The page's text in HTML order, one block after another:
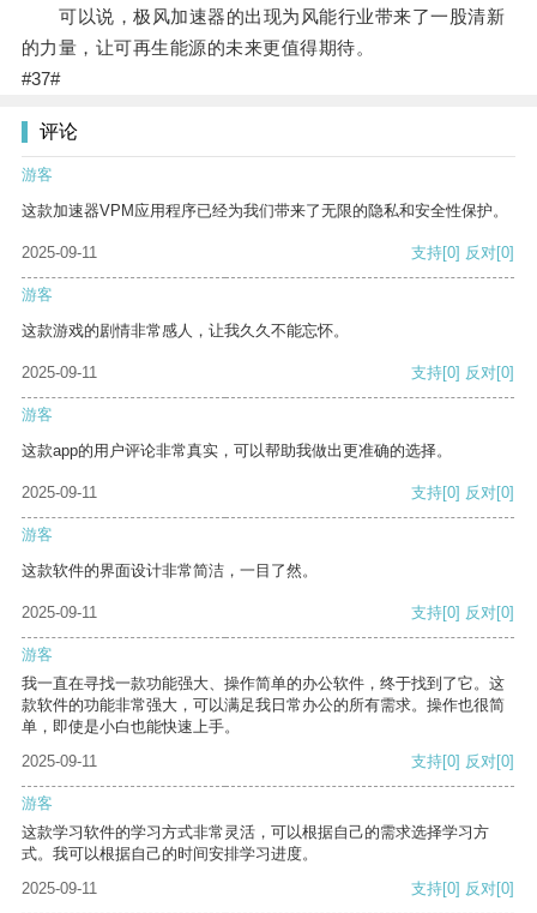
可以说，极风加速器的出现为风能行业带来了一股清新
的力量，让可再生能源的未来更值得期待。
#37#
评论
游客
这款加速器VPM应用程序已经为我们带来了无限的隐私和安全性保护。
2025-09-11 支持[0] 反对[0]
游客
这款游戏的剧情非常感人，让我久久不能忘怀。
2025-09-11 支持[0] 反对[0]
游客
这款app的用户评论非常真实，可以帮助我做出更准确的选择。
2025-09-11 支持[0] 反对[0]
游客
这款软件的界面设计非常简洁，一目了然。
2025-09-11 支持[0] 反对[0]
游客
我一直在寻找一款功能强大、操作简单的办公软件，终于找到了它。这
款软件的功能非常强大，可以满足我日常办公的所有需求。操作也很简
单，即使是小白也能快速上手。
2025-09-11
支持[0] 反对[0]
游客
这款学习软件的学习方式非常灵活，可以根据自己的需求选择学习方
式。我可以根据自己的时间安排学习进度。
2025-09-11
支持[0] 反对[0]